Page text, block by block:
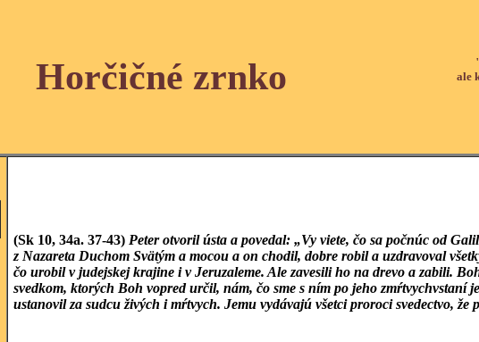
Horčičné zrnko
ale
(Sk 10, 34a. 37-43) Peter otvoril ústa a povedal: „Vy viete, čo sa počnúc od
z Nazareta Duchom Svätým a mocou a on chodil, dobre robil a uzdravoval
čo urobil v judejskej krajine i v Jeruzaleme. Ale zavesili ho na drevo a zabili.
svedkom, ktorých Boh vopred určil, nám, čo sme s ním po jeho
ustanovil za sudcu živých i mŕtvych. Jemu vydávajú všetci proroci svedectvo,